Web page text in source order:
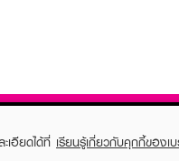
เอียดได้ที่ เรียนรู้เกี่ยวกับคุกกี้ของเ